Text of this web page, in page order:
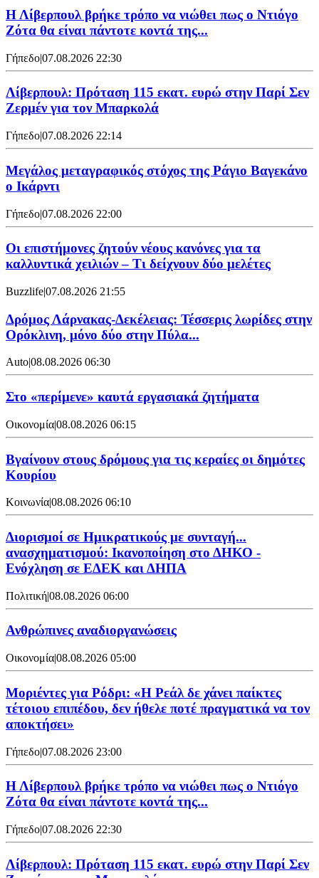
Η Λίβερπουλ βρήκε τρόπο να νιώθει πως ο Ντιόγο
Ζότα θα είναι πάντοτε κοντά της...
Γήπεδο|07.08.2026 22:30
Λίβερπουλ: Πρόταση 115 εκατ. ευρώ στην Παρί Σεν
Ζερμέν για τον Μπαρκολά
Γήπεδο|07.08.2026 22:14
Μεγάλος μεταγραφικός στόχος της Ράγιο Βαγεκάνο
ο Ικάρντι
Γήπεδο|07.08.2026 22:00
Οι επιστήμονες ζητούν νέους κανόνες για τα
καλλυντικά χειλιών – Τι δείχνουν δύο μελέτες
Buzzlife|07.08.2026 21:55
Δρόμος Λάρνακας-Δεκέλειας: Τέσσερις λωρίδες στην
Ορόκλινη, μόνο δύο στην Πύλα...
Auto|08.08.2026 06:30
Στο «περίμενε» καυτά εργασιακά ζητήματα
Οικονομία|08.08.2026 06:15
Βγαίνουν στους δρόμους για τις κεραίες οι δημότες
Κουρίου
Κοινωνία|08.08.2026 06:10
Διορισμοί σε Ημικρατικούς με συνταγή...
ανασχηματισμού: Ικανοποίηση στο ΔΗΚΟ -
Ενόχληση σε ΕΔΕΚ και ΔΗΠΑ
Πολιτική|08.08.2026 06:00
Ανθρώπινες αναδιοργανώσεις
Οικονομία|08.08.2026 05:00
Μοριέντες για Ρόδρι: «Η Ρεάλ δε χάνει παίκτες
τέτοιου επιπέδου, δεν ήθελε ποτέ πραγματικά να τον
αποκτήσει»
Γήπεδο|07.08.2026 23:00
Η Λίβερπουλ βρήκε τρόπο να νιώθει πως ο Ντιόγο
Ζότα θα είναι πάντοτε κοντά της...
Γήπεδο|07.08.2026 22:30
Λίβερπουλ: Πρόταση 115 εκατ. ευρώ στην Παρί Σεν